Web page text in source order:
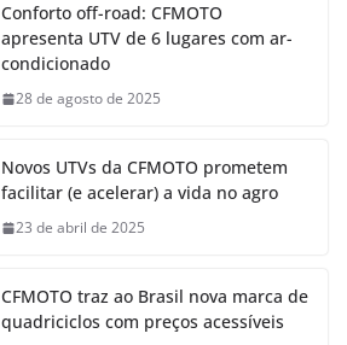
Conforto off-road: CFMOTO
apresenta UTV de 6 lugares com ar-
condicionado
28 de agosto de 2025
Novos UTVs da CFMOTO prometem
facilitar (e acelerar) a vida no agro
23 de abril de 2025
CFMOTO traz ao Brasil nova marca de
quadriciclos com preços acessíveis